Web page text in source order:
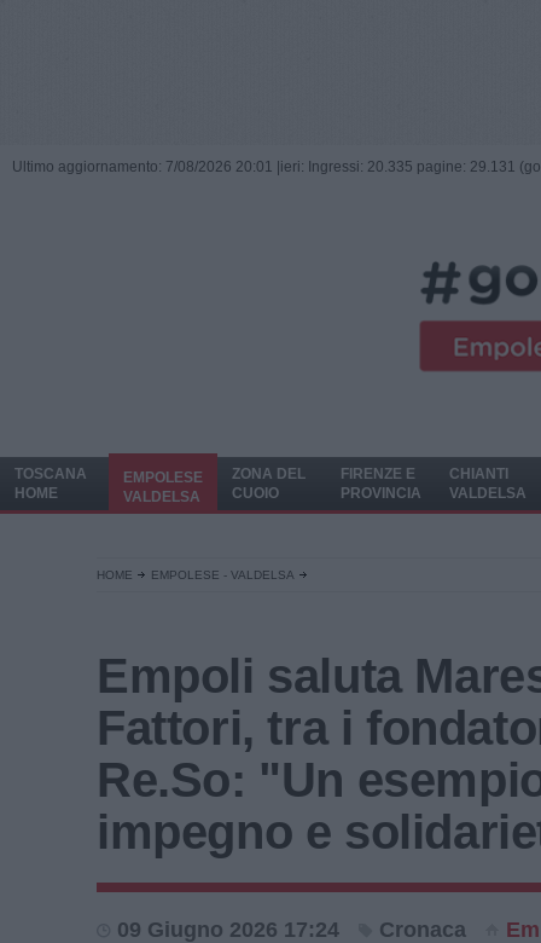
Ultimo aggiornamento: 7/08/2026 20:01 | ieri: Ingressi: 20.335 pagine: 29.131
TOSCANA
HOME
EMPOLESE
VALDELSA
ZONA DEL
CUOIO
FIRENZE E
PROVINCIA
CHIANTI
VALDELSA
HOME EMPOLESE - VALDELSA
Empoli saluta
Fattori, tra i
Re.So: "Un
impegno e
09 Giugno 2026 17:24 Cronaca